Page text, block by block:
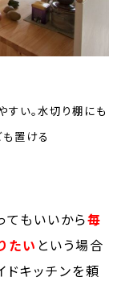
すい。水切り棚にも
置ける
てもいいから毎
たい という場合
ドキッチンを頼